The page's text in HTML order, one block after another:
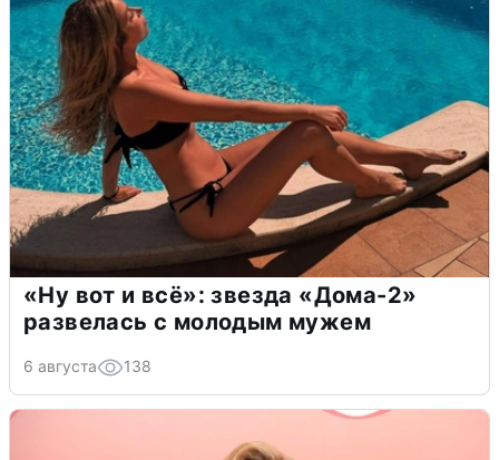
«Ну вот и всё»: звезда «Дома-2»
развелась с молодым мужем
6 августа 138